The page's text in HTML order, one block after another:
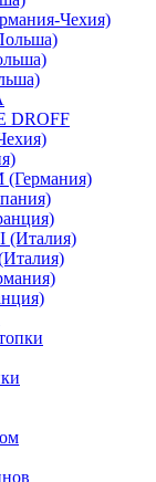
Чехия)
DROFF
(Германия)
(Италия)